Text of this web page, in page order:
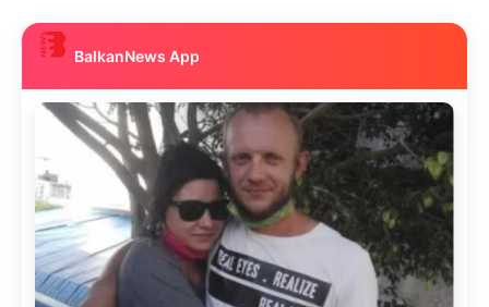
BalkanNews App